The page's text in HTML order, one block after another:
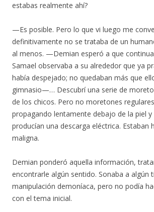
estabas realmente ahí?
—Es posible. Pero lo que vi luego me
definitivamente no se trataba de un
al menos. —Demian esperó a que
Samael observaba a su alrededor que ya
había despejado; no quedaban más que
gimnasio—… Descubrí una serie de
de los chicos. Pero no moretones
propagando lentamente debajo de la piel y
producían una descarga eléctrica. Estaban
maligna.
Demian ponderó aquella información,
encontrarle algún sentido. Sonaba a algún
manipulación demoníaca, pero no podía
con el tema inicial.